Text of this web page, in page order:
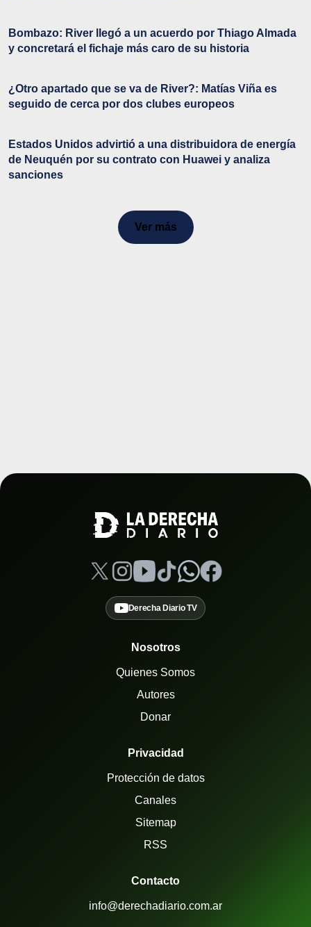
Bombazo: River llegó a un acuerdo por Thiago Almada
y concretará el fichaje más caro de su historia
¿Otro apartado que se va de River?: Matías Viña es
seguido de cerca por dos clubes europeos
Estados Unidos advirtió a una distribuidora de energía
de Neuquén por su contrato con Huawei y analiza
sanciones
Ver más
Derecha Diario TV
Nosotros
Quienes Somos
Autores
Donar
Privacidad
Protección de datos
Canales
Sitemap
RSS
Contacto
info@derechadiario.com.ar